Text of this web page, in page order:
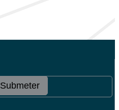
Submeter